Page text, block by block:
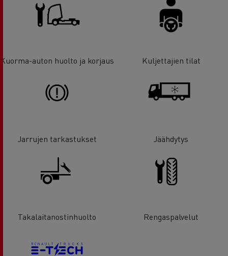
Kuorma-auton huolto ja korjaus Kuljettajien tilat
Jarrujen tarkastukset Jäähdytys
Takalaitanostinhuolto Rengaspalvelut